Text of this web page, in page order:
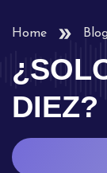
Home
DIEZ?